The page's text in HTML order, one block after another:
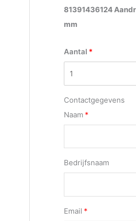
81391436124
mm
Aantal
Contactgegevens
Naam
Bedrijfsnaam
Email